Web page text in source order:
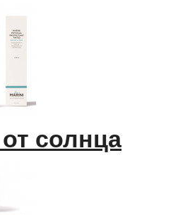
солнца